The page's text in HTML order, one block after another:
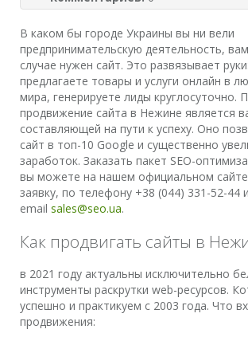
В каком бы городе Украины вы ни вели
предпринимательскую деятельность,
случае нужен сайт. Это развязывает
предлагаете товары и услуги онлайн в
мира, генерируете лиды круглосуточно.
продвижение сайта в Нежине является
составляющей на пути к успеху. Оно
сайт в топ-10 Google и существенно
заработок. Заказать пакет SEO-
вы можете на нашем официальном сайте
заявку, по телефону +38 (044) 331-52-44
email sales@seo.ua.
Как продвигать сайты в
в 2021 году актуальны исключительно
инструменты раскрутки web-ресурсов.
успешно и практикуем с 2003 года. Что
продвижения: